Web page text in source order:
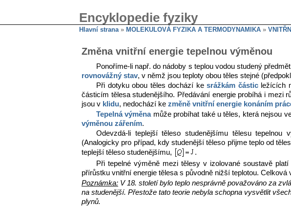
Encyklopedie fyziky
Hlavní strana» MOLEKULOVÁ FYZIKA A TERMODYNAMIKA »
Změna vnitřní energie tepelnou výměnou
Ponoříme-li např. do nádoby s teplou vodou studený
rovnovážný stav, v němž jsou teploty obou těles stejné
Při dotyku obou těles dochází kesrážkám částicležících
částicím tělesa studenějšího. Předávání energie probíhá i mezi
jsou v klidu, nedochází ke změně vnitřní energie konáním
Tepelná výměnamůže probíhat také u těles, která nejsou
výměnou zářením.
Odevzdá-li teplejší těleso studenějšímu tělesu
(Analogicky pro případ, kdy studenější těleso přijme teplo od
teplejší těleso studenějšímu,
.
Při tepelné výměně mezi tělesy v izolované soustavě
přírůstku vnitřní energie tělesa s původně nižší teplotou.
Poznámka: V 18. století bylo teplo nesprávně považováno za
na studenější. Přestože tato teorie nebyla schopna vysvětlit
plynů.